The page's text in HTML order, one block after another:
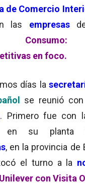
de Comercio
las empresas
Consumo:
en foco.
días la
se reunió
. Primero fue con
en su planta
, en la provincia de
el turno a la
con Visita